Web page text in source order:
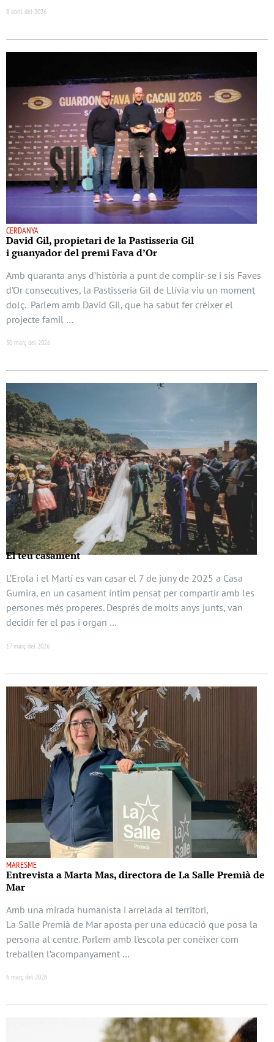
8 abril del 2026
CERDANYA
David Gil, propietari de la Pastisseria Gil
i guanyador del premi Fava d’Or
Amb quaranta anys d’història a punt de complir-se i sis Faves
d’Or consecutives, la Pastisseria Gil de Llívia viu un moment
dolç. Parlem amb David Gil, que ha sabut fer créixer el
projecte famil …
30 març del 2026
El teu casament
L’Erola i el Martí es van casar el 7 de juny de 2025 a Casa
Gumira, en un casament íntim pensat per compartir amb les
persones més properes. Després de molts anys junts, van
decidir fer el pas i organ …
17 març del 2026
MARESME
Entrevista a Marta Mas, directora de La Salle Premià de
Mar
Amb una mirada humanista i arrelada al territori,
La Salle Premià de Mar aposta per una educació que posa la
persona al centre. Parlem amb l’escola per conèixer com
treballen l’acompanyament …
6 març del 2026